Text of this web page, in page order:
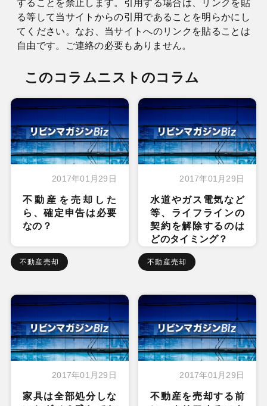
することを禁止します。引用する場合は、リンクを貼
る等して当サイトからの引用であることを明らかにし
てください。なお、当サイトへのリンクを貼ることは
自由です。ご連絡の必要もありません。
このコラムニストのコラム
2017年01月29日
不動産を売却した
ら、確定申告は必要
なの？
不動産売却
2017年01月29日
水道やガス電気など
等、ライフラインの
契約を解除するのは
どのタイミング？
不動産売却
2017年01月29日
家具は全部処分しな
2017年01月29日
不動産を売却する前